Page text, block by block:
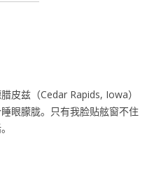
皮兹（Cedar Rapids, Iowa）
眼朦胧。只有我脸贴舷窗不住